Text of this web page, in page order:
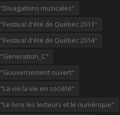
"Divagations musicales"
"Festival d'été de Québec 2011"
"Festival d'été de Québec 2014"
"Generation_C"
"Gouvernement ouvert"
"La vie la vie en société"
"Le livre les lecteurs et le numérique"